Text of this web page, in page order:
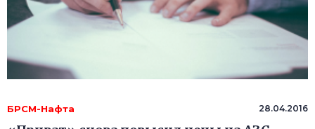
БРСМ-Нафта 28.04.2016